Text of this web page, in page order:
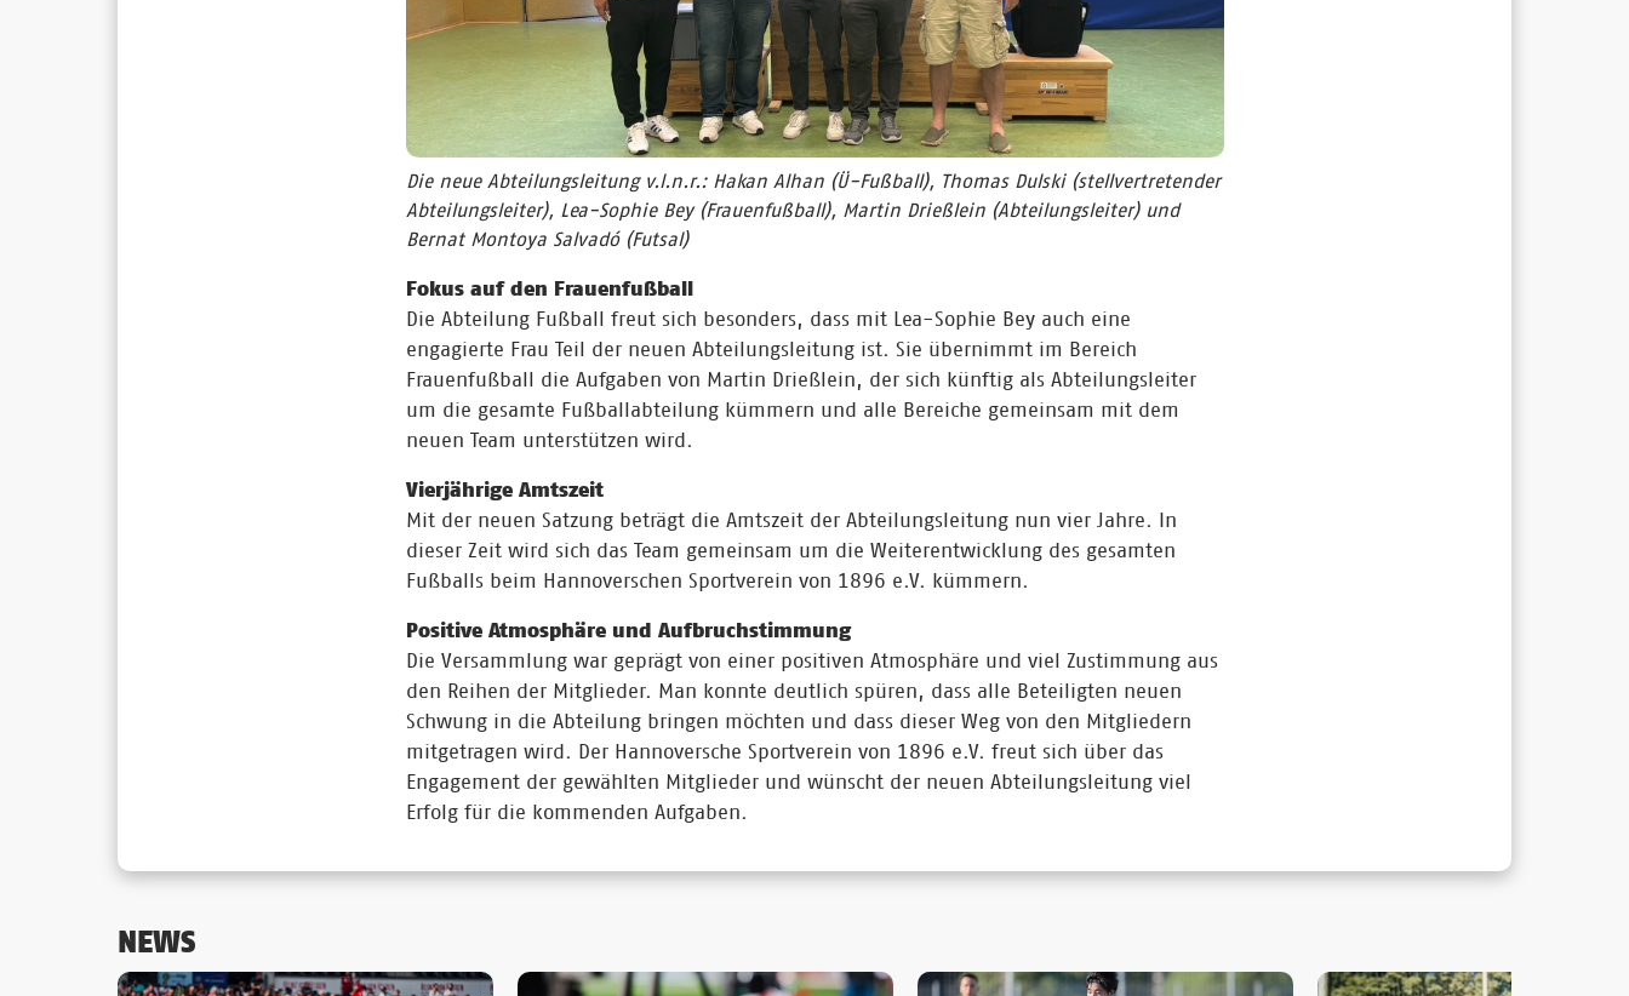
Die neue Abteilungsleitung v.l.n.r.: Hakan Alhan (Ü-Fußball), Thomas Dulski (stellvertretender
Abteilungsleiter), Lea-Sophie Bey (Frauenfußball), Martin Drießlein (Abteilungsleiter) und
Bernat Montoya Salvadó (Futsal)
Fokus auf den Frauenfußball
Die Abteilung Fußball freut sich besonders, dass mit Lea-Sophie Bey auch eine
engagierte Frau Teil der neuen Abteilungsleitung ist. Sie übernimmt im Bereich
Frauenfußball die Aufgaben von Martin Drießlein, der sich künftig als Abteilungsleiter
um die gesamte Fußballabteilung kümmern und alle Bereiche gemeinsam mit dem
neuen Team unterstützen wird.
Vierjährige Amtszeit
Mit der neuen Satzung beträgt die Amtszeit der Abteilungsleitung nun vier Jahre. In
dieser Zeit wird sich das Team gemeinsam um die Weiterentwicklung des gesamten
Fußballs beim Hannoverschen Sportverein von 1896 e.V. kümmern.
Positive Atmosphäre und Aufbruchstimmung
Die Versammlung war geprägt von einer positiven Atmosphäre und viel Zustimmung aus
den Reihen der Mitglieder. Man konnte deutlich spüren, dass alle Beteiligten neuen
Schwung in die Abteilung bringen möchten und dass dieser Weg von den Mitgliedern
mitgetragen wird. Der Hannoversche Sportverein von 1896 e.V. freut sich über das
Engagement der gewählten Mitglieder und wünscht der neuen Abteilungsleitung viel
Erfolg für die kommenden Aufgaben.
NEWS